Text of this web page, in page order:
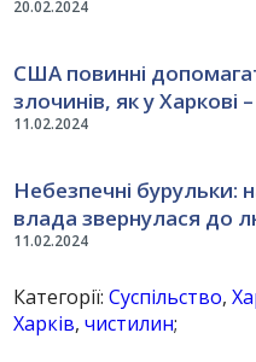
20.02.2024
11.02.2024
США повинні
злочинів, як у Харкові
11.02.2024
Небезпечні бурульки:
влада звернулася до
Категорії:Суспільство,
Харків,чистилин;